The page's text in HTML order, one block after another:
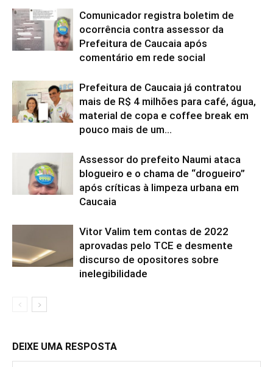
Comunicador registra boletim de
ocorrência contra assessor da
Prefeitura de Caucaia após
comentário em rede social
Prefeitura de Caucaia já contratou
mais de R$ 4 milhões para café, água,
material de copa e coffee break em
pouco mais de um...
Assessor do prefeito Naumi ataca
blogueiro e o chama de “drogueiro”
após críticas à limpeza urbana em
Caucaia
Vitor Valim tem contas de 2022
aprovadas pelo TCE e desmente
discurso de opositores sobre
inelegibilidade
DEIXE UMA RESPOSTA